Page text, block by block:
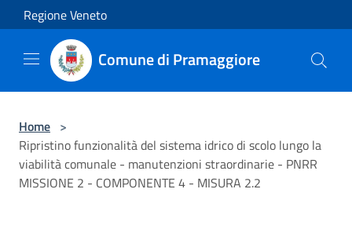
Salta al contenuto principale
Regione Veneto
Comune di Pramaggiore
Home >
Ripristino funzionalità del sistema idrico di scolo lungo la
viabilità comunale - manutenzioni straordinarie - PNRR
MISSIONE 2 - COMPONENTE 4 - MISURA 2.2